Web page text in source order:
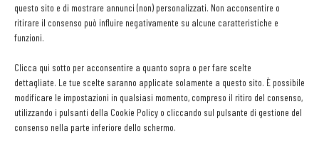
questo sito e di mostrare annunci (non) personalizzati. Non acconsentire o
ritirare il consenso può influire negativamente su alcune caratteristiche e
funzioni.
Clicca qui sotto per acconsentire a quanto sopra o per fare scelte
dettagliate. Le tue scelte saranno applicate solamente a questo sito. È possibile
modificare le impostazioni in qualsiasi momento, compreso il ritiro del consenso,
utilizzando i pulsanti della Cookie Policy o cliccando sul pulsante di gestione del
consenso nella parte inferiore dello schermo.
EDICOLA WEB